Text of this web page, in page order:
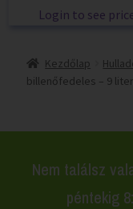
Login to see
Kezdőlap
billenőfedeles – 9
Nem találsz
péntekig